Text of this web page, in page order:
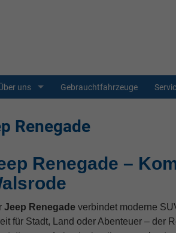
uns Gebrauchtfahrzeuge
Renegade
Renegade –
Jeep Renegadeverbindet moderne
für Stadt, Land oder Abenteuer – der